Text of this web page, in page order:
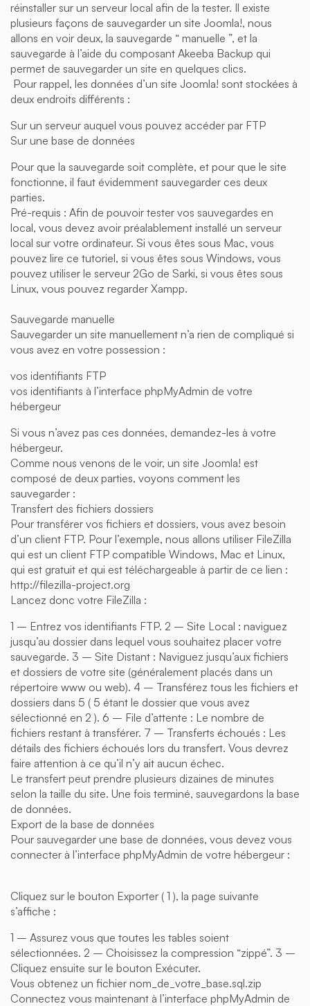
réinstaller sur un serveur local afin de la tester. Il existe
plusieurs façons de sauvegarder un site Joomla!, nous
allons en voir deux, la sauvegarde “ manuelle ”, et la
sauvegarde à l’aide du composant Akeeba Backup qui
permet de sauvegarder un site en quelques clics.
Pour rappel, les données d’un site Joomla! sont stockées à
deux endroits différents :
Sur un serveur auquel vous pouvez accéder par FTP
Sur une base de données
Pour que la sauvegarde soit complète, et pour que le site
fonctionne, il faut évidemment sauvegarder ces deux
parties.
Pré-requis : Afin de pouvoir tester vos sauvegardes en
local, vous devez avoir préalablement installé un serveur
local sur votre ordinateur. Si vous êtes sous Mac, vous
pouvez lire ce tutoriel, si vous êtes sous Windows, vous
pouvez utiliser le serveur 2Go de Sarki, si vous êtes sous
Linux, vous pouvez regarder Xampp.
Sauvegarde manuelle
Sauvegarder un site manuellement n’a rien de compliqué si
vous avez en votre possession :
vos identifiants FTP
vos identifiants à l’interface phpMyAdmin de votre
hébergeur
Si vous n’avez pas ces données, demandez-les à votre
hébergeur.
Comme nous venons de le voir, un site Joomla! est
composé de deux parties, voyons comment les
sauvegarder :
Transfert des fichiers dossiers
Pour transférer vos fichiers et dossiers, vous avez besoin
d’un client FTP. Pour l’exemple, nous allons utiliser FileZilla
qui est un client FTP compatible Windows, Mac et Linux,
qui est gratuit et qui est téléchargeable à partir de ce lien :
http://filezilla-project.org
Lancez donc votre FileZilla :
1 – Entrez vos identifiants FTP. 2 – Site Local : naviguez
jusqu’au dossier dans lequel vous souhaitez placer votre
sauvegarde. 3 – Site Distant : Naviguez jusqu’aux fichiers
et dossiers de votre site (généralement placés dans un
répertoire www ou web). 4 – Transférez tous les fichiers et
dossiers dans 5 ( 5 étant le dossier que vous avez
sélectionné en 2 ). 6 – File d’attente : Le nombre de
fichiers restant à transférer. 7 – Transferts échoués : Les
détails des fichiers échoués lors du transfert. Vous devrez
faire attention à ce qu’il n’y ait aucun échec.
Le transfert peut prendre plusieurs dizaines de minutes
selon la taille du site. Une fois terminé, sauvegardons la base
de données.
Export de la base de données
Pour sauvegarder une base de données, vous devez vous
connecter à l’interface phpMyAdmin de votre hébergeur :
Cliquez sur le bouton Exporter ( 1 ), la page suivante
s’affiche :
1 – Assurez vous que toutes les tables soient
sélectionnées. 2 – Choisissez la compression “zippé”. 3 –
Cliquez ensuite sur le bouton Exécuter.
Vous obtenez un fichier nom_de_votre_base.sql.zip
Connectez vous maintenant à l’interface phpMyAdmin de